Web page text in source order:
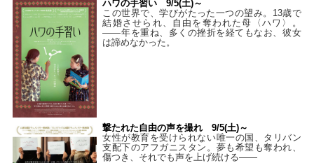
ハワの手習い 9/5(土)～
この世界で、学びがたった一つの望み。13歳で
結婚させられ、自由を奪われた母〈ハワ〉。
——年を重ね、多くの挫折を経てもなお、彼女
は諦めなかった。
撃たれた自由の声を撮れ 9/5(土)～
女性が教育を受けられない唯一の国、タリバン
支配下のアフガニスタン。夢も希望も奪われ、
傷つき、それでも声を上げ続ける——